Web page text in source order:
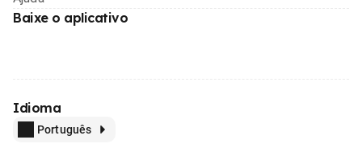
Baixe o aplicativo
Idioma
Português